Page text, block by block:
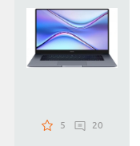
5 20